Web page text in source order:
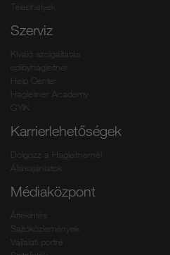
Telephelyek
Szerviz
Kiváló szolgáltatás
edibyhagleitner
Help Center
Hagleitner Academy
GYIK
Karrierlehetőségek
Dolgozz a Hagleitnernél
Állásajánlatok
Médiaközpont
Áttekintés
Sajtóközlemények
Vállalati portré